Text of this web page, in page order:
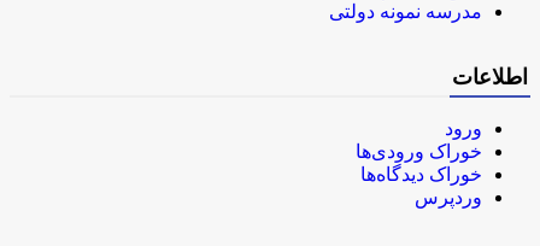
مدرسه نمونه دولتی
اطلاعات
ورود
خوراک ورودی‌ها
خوراک دیدگاه‌ها
وردپرس